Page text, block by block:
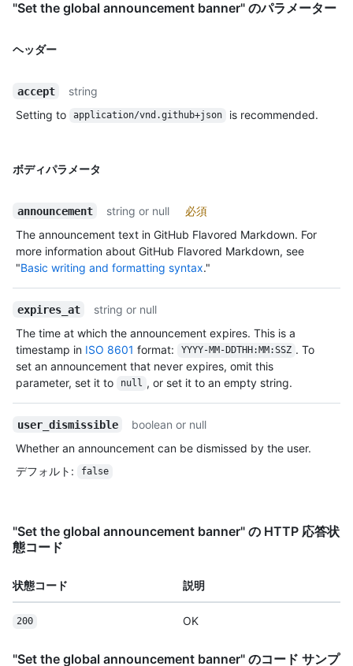
"Set the global announcement banner" のパラメーター
ヘッダー
accept
string
Setting to
application/vnd.github+json is recommended.
ボディパラメータ
announcement string or null
必須
The announcement text in GitHub Flavored Markdown. For
more information about GitHub Flavored Markdown, see
"Basic writing and formatting syntax."
expires_at
string or null
The time at which the announcement expires. This is a
timestamp in ISO 8601 format: YYYY-MM-DDTHH:MM:SSZ . To
set an announcement that never expires, omit this
parameter, set it to
null , or set it to an empty string.
user_dismissible
boolean or null
Whether an announcement can be dismissed by the user.
デフォルト : false
"Set the global announcement banner" の HTTP 応答状
態コード
状態コード 説明
200 OK
"Set the global announcement banner" のコード サンプ